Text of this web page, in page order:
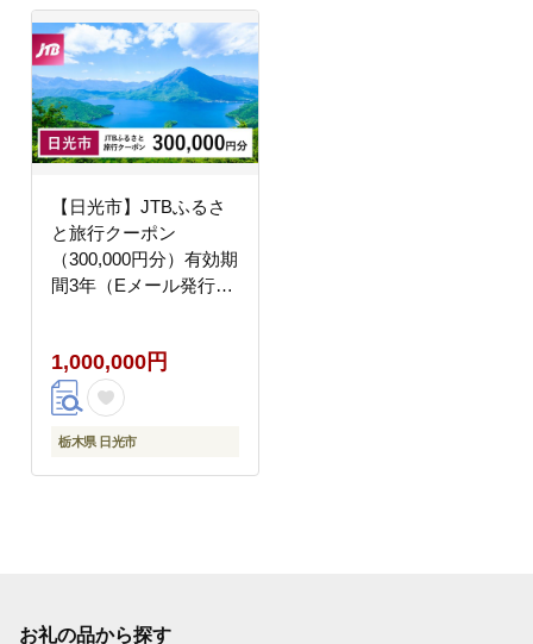
景 金谷ホテル ふふ日光
エース JTB 予約 人気
おすすめ 栃木県 日光市
【日光市】JTBふるさ
と旅行クーポン
（300,000円分）有効期
間3年（Eメール発行）
ゾート 宿泊 観光 体験
旅行券 宿泊券 旅行予約
温泉 ホテル 旅館 チケ
ット 子供 子連れ カッ
1,000,000円
栃木県 日光市
お礼の品から探す